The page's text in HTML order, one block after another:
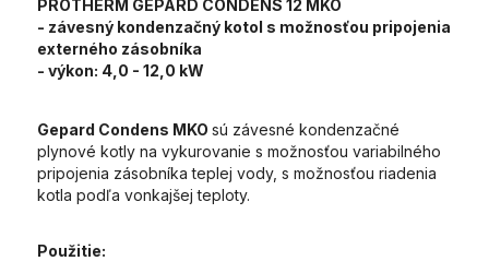
PROTHERM GEPARD CONDENS 12 MKO
- závesný kondenzačný kotol s možnosťou pripojenia
externého zásobníka
- výkon: 4,0 - 12,0 kW
Gepard Condens MKO sú závesné kondenzačné
plynové kotly na vykurovanie s možnosťou variabilného
pripojenia zásobníka teplej vody, s možnosťou riadenia
kotla podľa vonkajšej teploty.
Použitie: